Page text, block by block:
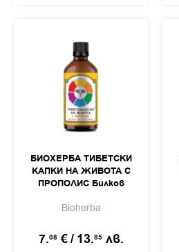
БИОХЕРБА ТИБЕТСКИ
КАПКИ НА ЖИВОТА С
ПРОПОЛИС Билков
Bioherba
7.08 €/ 13.85 лв.